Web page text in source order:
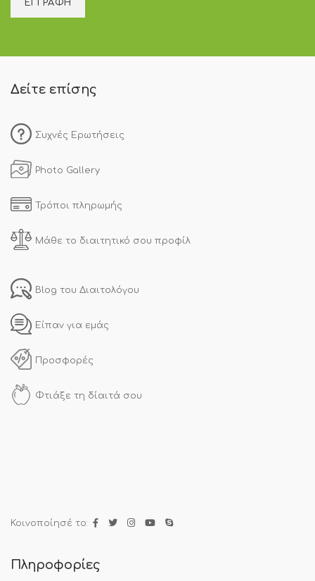
Δείτε επίσης
Συχνές Ερωτήσεις
Photo Gallery
Τρόποι πληρωμής
Μάθε το διαιτητικό σου προφίλ
Blog του Διαιτολόγου
Είπαν για εμάς
Προσφορές
Φτιάξε τη δίαιτά σου
Κοινοποίησέ το:
Πληροφορίες